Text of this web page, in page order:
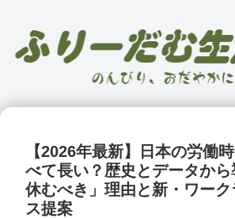
【2026年最新】日本の労働
べて長い？歴史とデータから
休むべき」理由と新・ワー
ス提案